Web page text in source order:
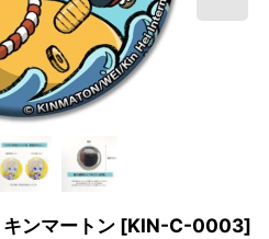
ンマートン [KIN-C-0003]